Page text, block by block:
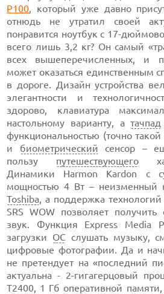
P100, который уже давно
отнюдь не утратил своей
понравится ноутбук с 17-
всего лишь 3,2 кг? Он самый
всех вышеперечисленных, и
может оказаться единственным
в дороге. Дизайн устройства
элегантности и
здорово, клавиатура
настольному варианту, атачпад
функциональностью (точно
и биометрический сенсор –
пользу путешествующего
Динамики Harmon Kardon с
мощностью 4 Вт – неизменный
Toshiba, а поддержка технологий
SRS WOW позволяет
звук. Функция Express Media
загрузки ОСслушать музыку,
цифровые фотографии. Да и
не претендует на «последний
актуальна - 2-гигагерцовый
T2400, 1 Гб оперативной